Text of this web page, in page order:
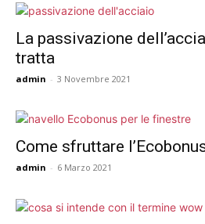
La passivazione
tratta
admin - 3 Novembre 2021
Come sfruttare
admin - 6 Marzo 2021